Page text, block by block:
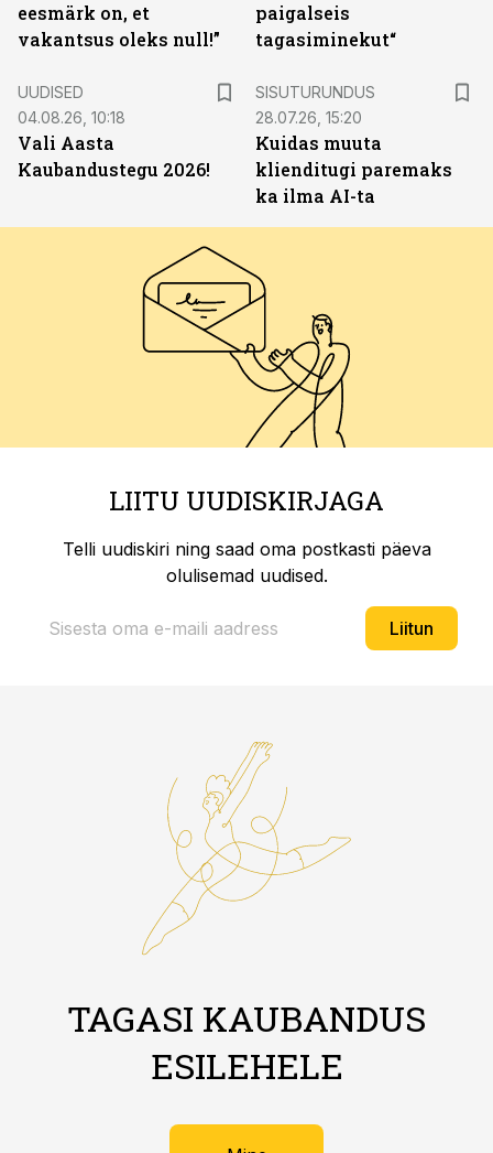
eesmärk on, et
vakantsus oleks null!”
paigalseis
tagasiminekut“
UUDISED
04.08.26, 10:18
Vali Aasta
Kaubandustegu 2026!
SISUTURUNDUS
28.07.26, 15:20
Kuidas muuta
klienditugi paremaks
ka ilma AI-ta
LIITU UUDISKIRJAGA
Telli uudiskiri ning saad oma postkasti päeva
olulisemad uudised.
Liitun
TAGASI KAUBANDUS
ESILEHELE